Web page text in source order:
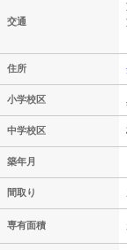
交通
住所
小学校区
中学校区
築年月
間取り
専有面積